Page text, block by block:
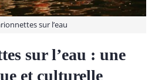
sur l’eau
sur l’eau : une
et culturelle